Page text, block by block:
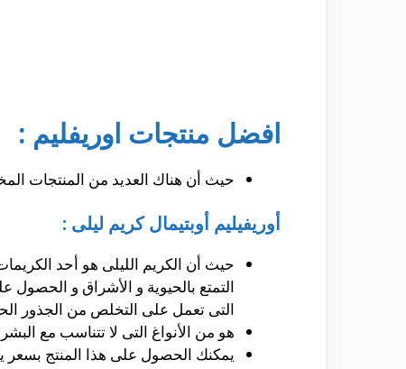
افضل منتجات اوريفليم :
حيث أن هناك العديد من المنتجات
أوريفيليم أوبتيمال كريم ليلى :
حيث أن الكريم الليلى هو أحد
التى تعمل على التخلص من الجذور
هو من الأنواغ التى لا تتناسب مع
يمكنك الحصول على هذا المنتج